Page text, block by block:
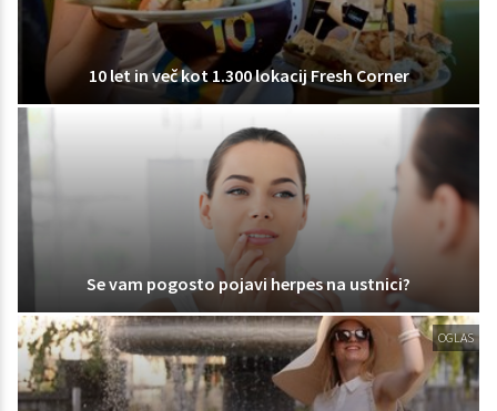
10 let in več kot 1.300 lokacij Fresh Corner
Se vam pogosto pojavi herpes na ustnici?
OGLAS